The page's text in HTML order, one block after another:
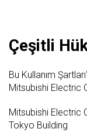
Çeşitli
Bu Kullanım
Mitsubishi Electric
Mitsubishi Electric
Tokyo Building